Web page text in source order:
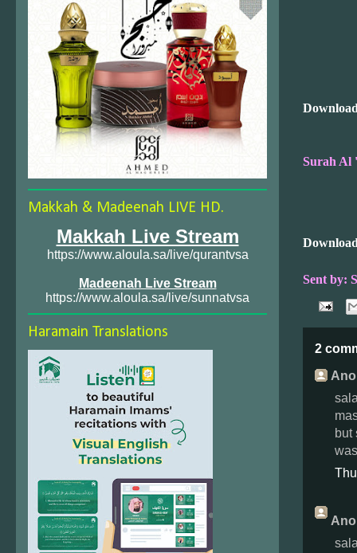
Surah Al
Sent by:
2
but
Makkah & Madeenah LIVE HD.
Makkah Live Stream
https://www.aloula.sa/live/qurantvsa
Madeenah Live Stream
https://www.aloula.sa/live/sunnatvsa
Haramain Translations